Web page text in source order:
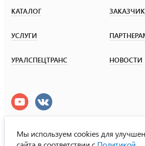
КАТАЛОГ
УСЛУГИ
УРАЛСПЕЦТРАНС НОВОСТИ
Мы используем cookies для